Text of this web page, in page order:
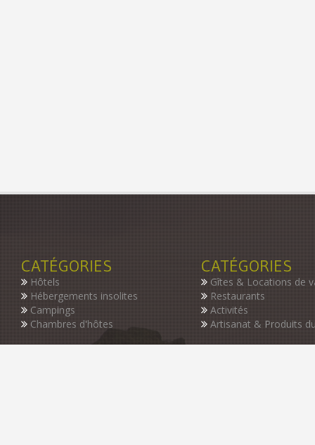
CATÉGORIES
Hôtels
Hébergements insolites
Campings
Chambres d'hôtes
CATÉGORIES
Gîtes & Locations de
Restaurants
Activités
Artisanat & Produits